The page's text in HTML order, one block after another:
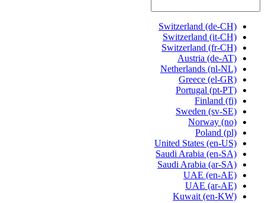
Switzerland (de-CH)
Switzerland (it-CH)
Switzerland (fr-CH)
Austria (de-AT)
Netherlands (nl-NL)
Greece (el-GR)
Portugal (pt-PT)
Finland (fi)
Sweden (sv-SE)
Norway (no)
Poland (pl)
United States (en-US)
Saudi Arabia (en-SA)
Saudi Arabia (ar-SA)
UAE (en-AE)
UAE (ar-AE)
Kuwait (en-KW)